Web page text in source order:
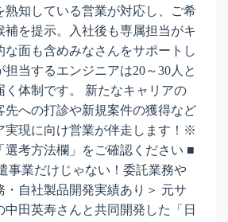
熟知している営業が対応し、ご希
補を提示。入社後も専属担当がキ
な面も含めみなさんをサポートし
担当するエンジニアは20～30人と
く体制です。 新たなキャリアの
先への打診や新規案件の獲得など
実現に向け営業が伴走します！※
選考方法欄」をご確認ください ■
事業だけじゃない！委託業務や
・自社製品開発実績あり＞ 元サ
中田英寿さんと共同開発した「日